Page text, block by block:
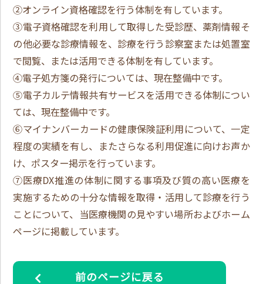
②オンライン資格確認を行う体制を有しています。
③電子資格確認を利用して取得した受診歴、薬剤情報そ
の他必要な診療情報を、診療を行う診察室または処置室
で閲覧、または活用できる体制を有しています。
④電子処方箋の発行については、現在整備中です。
⑤電子カルテ情報共有サービスを活用できる体制につい
ては、現在整備中です。
⑥マイナンバーカードの健康保険証利用について、一定
程度の実績を有し、またさらなる利用促進に向けお声か
け、ポスター掲示を行っています。
⑦医療DX推進の体制に関する事項及び質の高い医療を
実施するための十分な情報を取得・活用して診療を行う
ことについて、当医療機関の見やすい場所およびホーム
ページに掲載しています。
前のページに戻る